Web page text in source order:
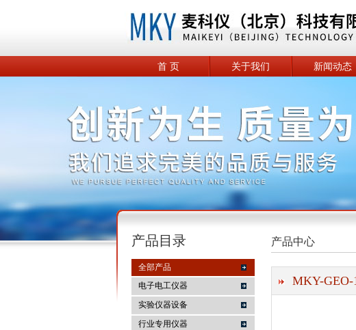
首 页 关于我们 新闻动态
产品目录
全部产品
电子电工仪器
实验仪器设备
行业专用仪器
产品中心
MKY-